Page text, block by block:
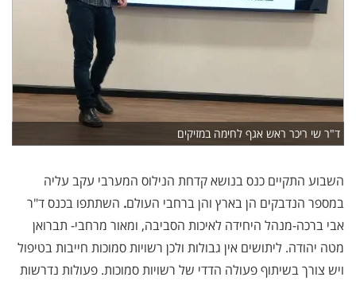
ד"ר שי ריכר ראש אגף לחימה במזיקים
השבוע התקיים כנס בנושא קדחת הנילוס המערבי עקב עליה
במספר הנדבקים הן בארץ והן ברחבי העולם. השתתפו בכנס ד"ר
אבי ברכה-מנהל היחידה לאיכות הסביבה, ומאור מרחבי- תברואן
מטה יהודה. ליתושים אין גבולות ולכן רשויות סמוכות חייבות בטיפול
ויש צורך בשיתוף פעולה הדדי של רשויות סמוכות. פעולות נדרשות